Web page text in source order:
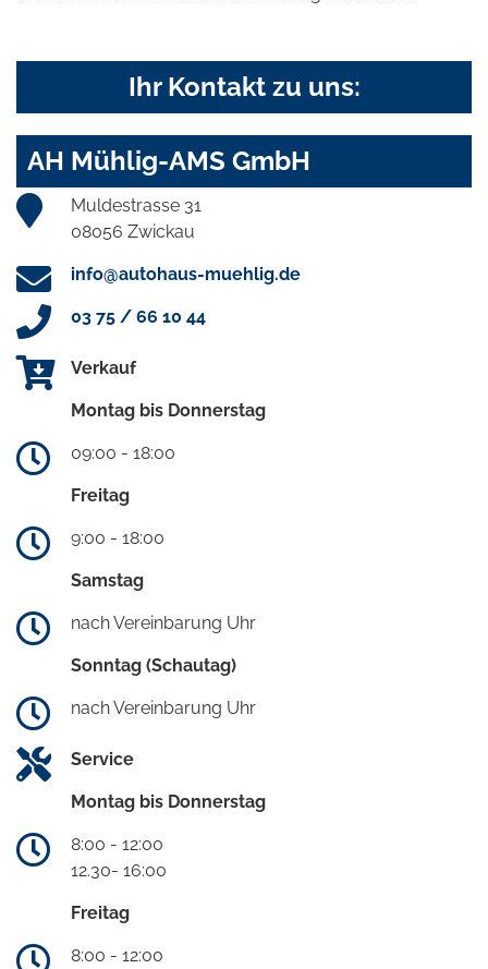
Ihr Kontakt zu uns:
AH Mühlig-AMS GmbH
Muldestrasse 31
08056 Zwickau
info@autohaus-muehlig.de
03 75 / 66 10 44
Verkauf
Montag bis Donnerstag
09:00 - 18:00
Freitag
9:00 - 18:00
Samstag
nach Vereinbarung Uhr
Sonntag (Schautag)
nach Vereinbarung Uhr
Service
Montag bis Donnerstag
8:00 - 12:00
12.30- 16:00
Freitag
8:00 - 12:00